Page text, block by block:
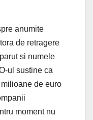
anumite
de retragere
si numele
ul sustine ca
de euro
moment nu